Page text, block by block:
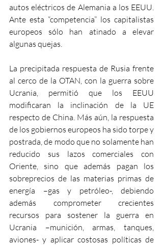
autos eléctricos de Alemania a los EEUU.
Ante esta “competencia” los capitalistas
europeos sólo han atinado a elevar
algunas quejas.
La precipitada respuesta de Rusia frente
al cerco de la OTAN, con la guerra sobre
Ucrania, permitió que los EEUU
modificaran la inclinación de la UE
respecto de China. Más aún, la respuesta
de los gobiernos europeos ha sido torpe y
postrada, de modo que no solamente han
reducido sus lazos comerciales con
Oriente, sino que además pagan los
sobreprecios de las materias primas de
energía –gas y petróleo-, debiendo
además comprometer crecientes
recursos para sostener la guerra en
Ucrania –munición, armas, tanques,
aviones- y aplicar costosas políticas de